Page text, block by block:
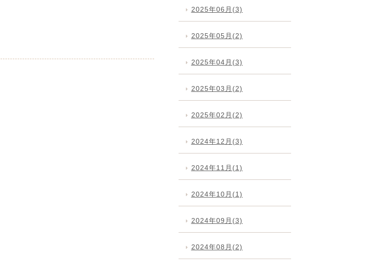
2025年06月(3)
2025年05月(2)
2025年04月(3)
2025年03月(2)
2025年02月(2)
2024年12月(3)
2024年11月(1)
2024年10月(1)
2024年09月(3)
2024年08月(2)